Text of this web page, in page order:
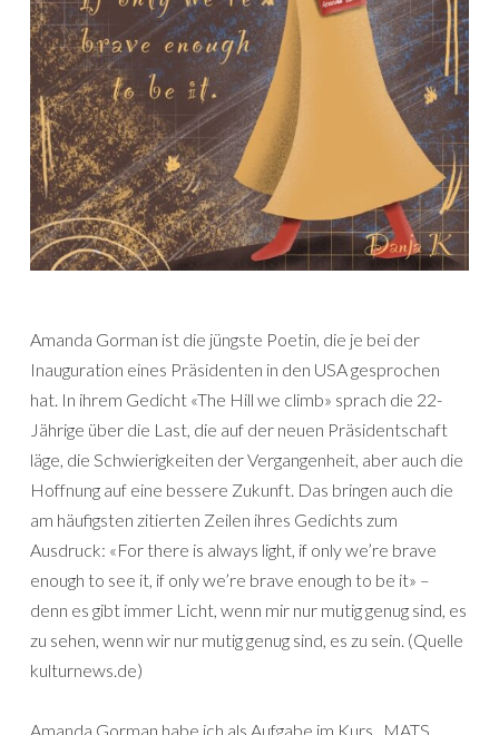
Amanda Gorman ist die jüngste Poetin, die je bei der
Inauguration eines Präsidenten in den USA gesprochen
hat. In ihrem Gedicht «The Hill we climb» sprach die 22-
Jährige über die Last, die auf der neuen Präsidentschaft
läge, die Schwierigkeiten der Vergangenheit, aber auch die
Hoffnung auf eine bessere Zukunft. Das bringen auch die
am häufigsten zitierten Zeilen ihres Gedichts zum
Ausdruck: «For there is always light, if only we’re brave
enough to see it, if only we’re brave enough to be it» –
denn es gibt immer Licht, wenn mir nur mutig genug sind, es
zu sehen, wenn wir nur mutig genug sind, es zu sein. (Quelle
kulturnews.de)
Amanda Gorman habe ich als Aufgabe im Kurs „MATS